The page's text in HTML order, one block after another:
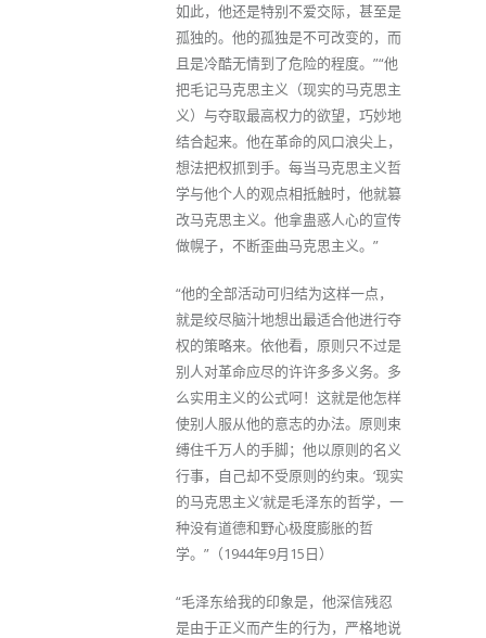
如此，他还是特别不爱交际，甚至是
孤独的。他的孤独是不可改变的，而
且是冷酷无情到了危险的程度。”“他
把毛记马克思主义（现实的马克思主
义）与夺取最高权力的欲望，巧妙地
结合起来。他在革命的风口浪尖上，
想法把权抓到手。每当马克思主义哲
学与他个人的观点相抵触时，他就篡
改马克思主义。他拿蛊惑人心的宣传
做幌子，不断歪曲马克思主义。”
“他的全部活动可归结为这样一点，
就是绞尽脑汁地想出最适合他进行夺
权的策略来。依他看，原则只不过是
别人对革命应尽的许许多多义务。多
么实用主义的公式呵！这就是他怎样
使别人服从他的意志的办法。原则束
缚住千万人的手脚；他以原则的名义
行事，自己却不受原则的约束。‘现实
的马克思主义’就是毛泽东的哲学，一
种没有道德和野心极度膨胀的哲
学。”（1944年9月15日）
“毛泽东给我的印象是，他深信残忍
是由于正义而产生的行为，严格地说